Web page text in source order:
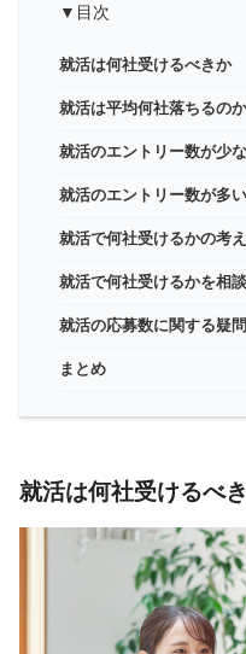
▼目次
就活は何社受けるべきか
就活は平均何社落ちるのか
就活のエントリー数が少
就活のエントリー数が多
就活で何社受けるかの考
就活で何社受けるかを相
就活の応募数に関する疑
まとめ
就活は何社受けるべ